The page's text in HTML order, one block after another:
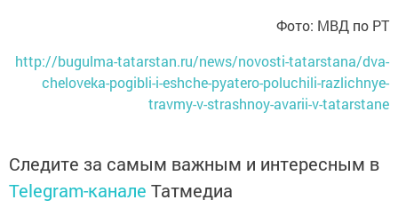
Фото: МВД по РТ
http://bugulma-tatarstan.ru/news/novosti-tatarstana/dva-
cheloveka-pogibli-i-eshche-pyatero-poluchili-razlichnye-
travmy-v-strashnoy-avarii-v-tatarstane
Следите за самым важным и интересным в
Telegram-канале Татмедиа